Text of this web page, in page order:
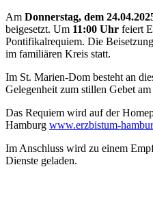
Am Donnerstag, dem
beigesetzt. Um 11:00 Uhr feiert
Pontifikalrequiem. Die
im familiären Kreis statt.
Im St. Marien-Dom besteht an
Gelegenheit zum stillen Gebet am
Das Requiem wird auf der
Hamburg www.erzbistum-
Im Anschluss wird zu einem
Dienste geladen.